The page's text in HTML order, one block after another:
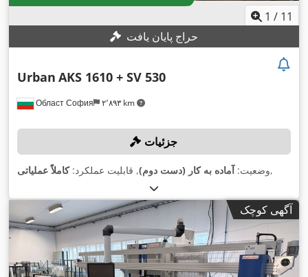
1 / 11
حراج پایان یافت
Област София ۲٬۸۹۳ km
Urban AKS 1610 + SV 530
جزئیات
وضعیت:آماده به کار (دست دوم), قابلیت عملکرد:کاملاً عملیاتی ,
آگهی کوچک